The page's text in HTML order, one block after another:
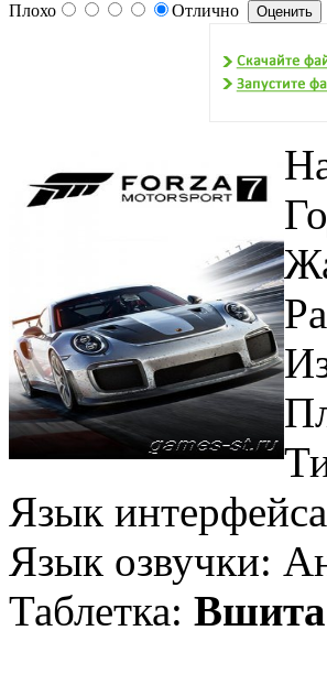
Плохо Отлично
Язык
Язык озвучки:
Таблетка: